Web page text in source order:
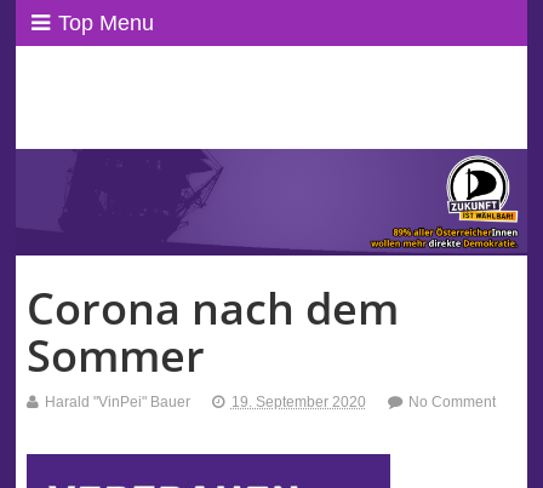
Top Menu
Corona nach dem
Sommer
Harald "VinPei" Bauer 19. September 2020 No Comment